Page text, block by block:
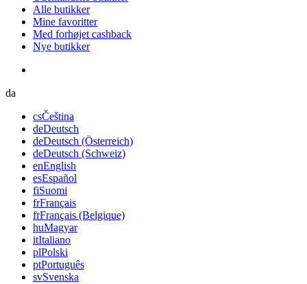
Alle butikker
Mine favoritter
Med forhøjet cashback
Nye butikker
da
csČeština
deDeutsch
deDeutsch (Österreich)
deDeutsch (Schweiz)
enEnglish
esEspañol
fiSuomi
frFrançais
frFrançais (Belgique)
huMagyar
itItaliano
plPolski
ptPortuguês
svSvenska